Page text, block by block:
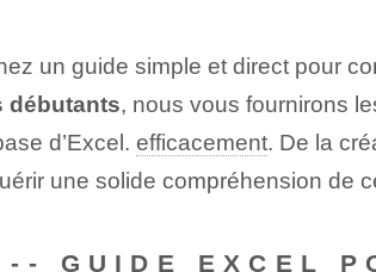
un guide simple et direct pour
débutants, nous vous fournirons
d’Excel. efficacement. De la
une solide compréhension de
GUIDE EXCEL